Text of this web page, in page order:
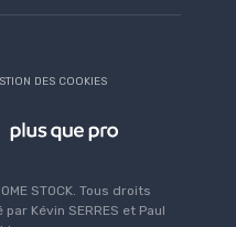
des cookies
STOCK. Tous droits
Kévin SERRES et Paul